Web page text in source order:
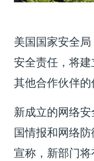
美国国家安全
安全责任，将
其他合作伙伴的
新成立的网络
国情报和网络
宣称，新部门